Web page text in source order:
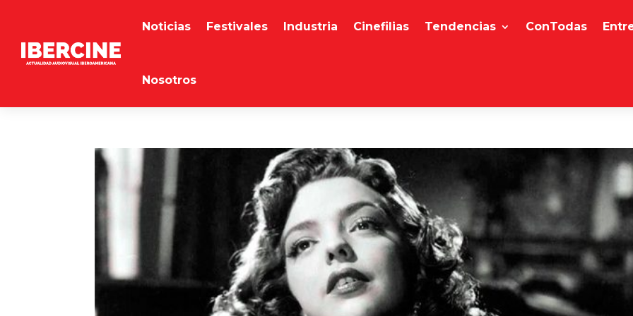
Noticias Festivales Industria Cinefilias Tendencias ConTodas
Nosotros